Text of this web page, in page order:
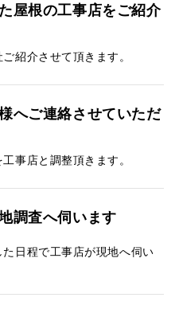
屋根の工事店をご紹介
紹介させて頂きます。
へご連絡させていただ
事店と調整頂きます。
調査へ伺います
日程で工事店が現地へ伺い